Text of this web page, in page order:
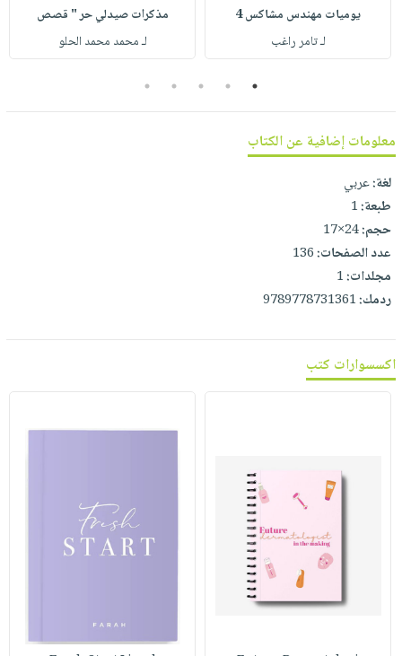
صابون
مناسبات
فيديوهات
خدمات
نيل
انشر
كتابك
تواصل
معنا
عربة
الإصدارات
يوميات مهندس مشاكس 4
لـ تامر راغب
مذكرات صيدلي حر " قصص
لـ محمد محمد الحلو
1
2
3
4
5
معلومات إضافية عن الكتاب
لغة:عربي
طبعة:1
حجم:24×17
عدد الصفحات:136
مجلدات:1
ردمك:9789778731361
اكسسوارات كتب